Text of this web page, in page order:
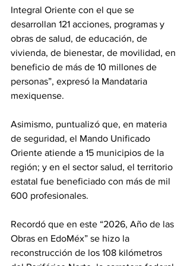
Integral Oriente con el que se
desarrollan 121 acciones, programas y
obras de salud, de educación, de
vivienda, de bienestar, de movilidad, en
beneficio de más de 10 millones de
personas”, expresó la Mandataria
mexiquense.
Asimismo, puntualizó que, en materia
de seguridad, el Mando Unificado
Oriente atiende a 15 municipios de la
región; y en el sector salud, el territorio
estatal fue beneficiado con más de mil
600 profesionales.
Recordó que en este “2026, Año de las
Obras en EdoMéx” se hizo la
reconstrucción de los 108 kilómetros